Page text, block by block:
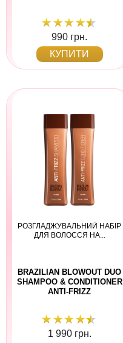
990 грн.
КУПИТИ
РОЗГЛАДЖУВАЛЬНИЙ НАБІР
ДЛЯ ВОЛОССЯ НА...
BRAZILIAN BLOWOUT DUO
SHAMPOO & CONDITIONER
ANTI-FRIZZ
1 990 грн.